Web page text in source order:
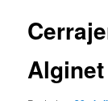
Alginet